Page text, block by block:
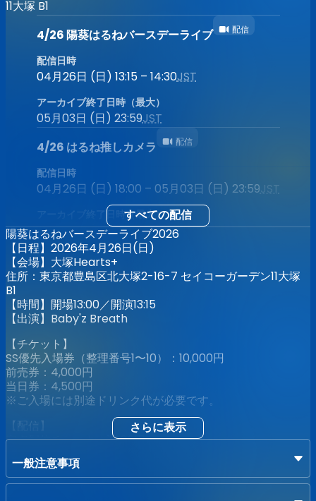
11大塚 B1
4/26 陽葵はるねバースデーライブ
配信
配信日時
04月26日 (日) 13:15 – 14:30JST
アーカイブ終了日時（最大）
05月03日 (日) 23:59JST
4/26 はるね推しカメラ
配信
配信日時
04月26日 (日) 18:00 – 05月03日 (日) 23:59JST
アーカイブ終了日時（最大）
05月03日 (日) 23:59JST
すべての配信
陽葵はるねバースデーライブ2026
【日程】2026年4月26日(日)
【会場】大塚Hearts+
住所：東京都豊島区北大塚2-16-7 セイコーガーデン11大塚
B1
【時間】開場13:00／開演13:15
【出演】Baby'z Breath
【チケット】
SS優先入場券（整理番号1〜10）：10,000円
前売券：4,000円
当日券：4,500円
※ご入場には別途ドリンク代が必要です。
【配信】
定点配信チケット：1,000円
陽葵はるね推しカメラ[アーカイブ]：2,000円
※アーカイブは5/3 23:59までご視聴頂けます。
※推しカメラ[アーカイブ]の生配信はございません。4/27
さらに表示
一般注意事項